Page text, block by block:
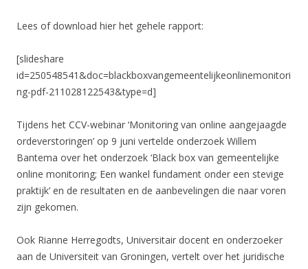
Lees of download hier het gehele rapport:
[slideshare
id=250548541&doc=blackboxvangemeentelijkeonlinemonitori
ng-pdf-211028122543&type=d]
Tijdens het CCV-webinar ‘Monitoring van online aangejaagde
ordeverstoringen’ op 9 juni vertelde onderzoek Willem
Bantema over het onderzoek ‘Black box van gemeentelijke
online monitoring; Een wankel fundament onder een stevige
praktijk’ en de resultaten en de aanbevelingen die naar voren
zijn gekomen.
Ook Rianne Herregodts, Universitair docent en onderzoeker
aan de Universiteit van Groningen, vertelt over het juridische